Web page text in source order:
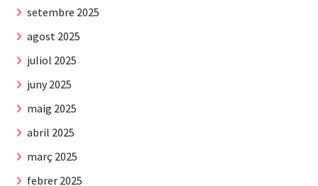
setembre 2025
agost 2025
juliol 2025
juny 2025
maig 2025
abril 2025
març 2025
febrer 2025